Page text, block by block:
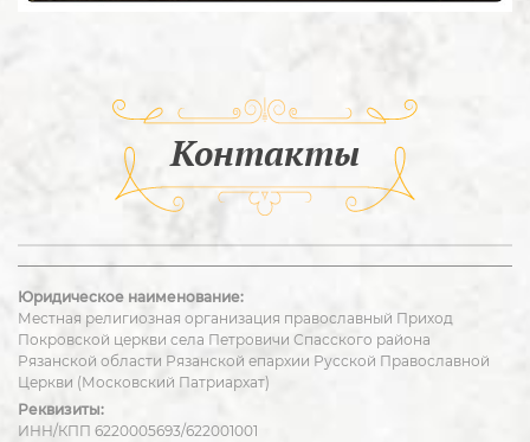
Контакты
Юридическое наименование:
Местная религиозная организация православный Приход
Покровской церкви села Петровичи Спасского района
Рязанской области Рязанской епархии Русской Православной
Церкви (Московский Патриархат)
Реквизиты:
ИНН/КПП 6220005693/622001001